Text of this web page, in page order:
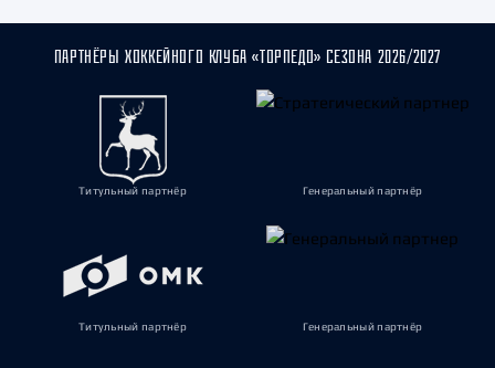
ПАРТНЁРЫ ХОККЕЙНОГО КЛУБА «ТОРПЕДО» СЕЗОНА 2026/2027
Титульный партнёр Генеральный партнёр
Титульный партнёр Генеральный партнёр